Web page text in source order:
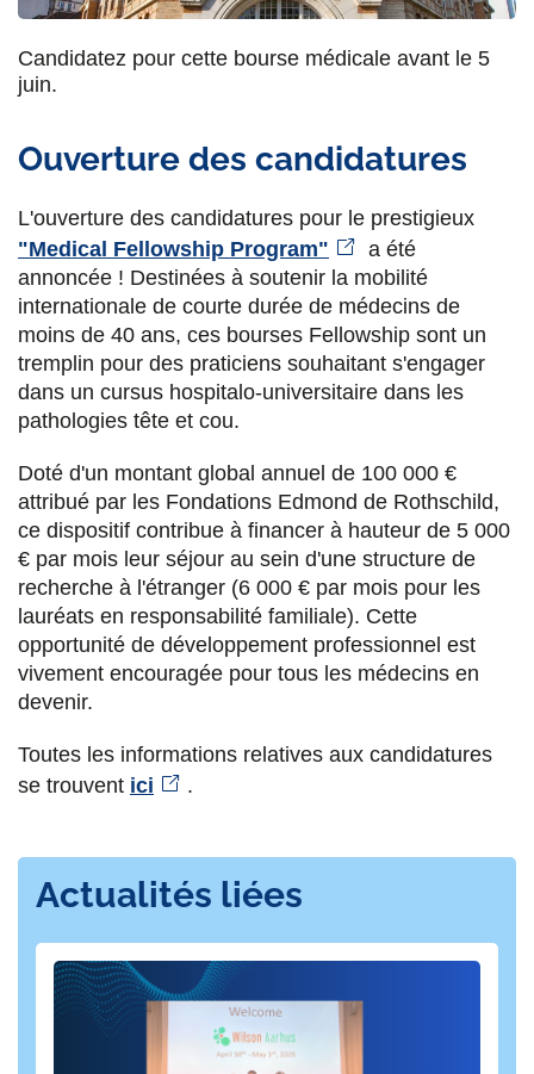
u
r
a
e
b
o
o
k
u
r
w
t
t
e
r
u
r
i
k
e
d
i
n
a
r
m
i
l
Candidatez pour cette bourse médicale avant le 5
juin.
Ouverture des candidatures
L'ouverture des candidatures pour le prestigieux
"Medical Fellowship Program"
a été
annoncée ! Destinées à soutenir la mobilité
internationale de courte durée de médecins de
moins de 40 ans, ces bourses Fellowship sont un
tremplin pour des praticiens souhaitant s'engager
dans un cursus hospitalo-universitaire dans les
pathologies tête et cou.
Doté d'un montant global annuel de 100 000 €
attribué par les Fondations Edmond de Rothschild,
ce dispositif contribue à financer à hauteur de 5 000
€ par mois leur séjour au sein d'une structure de
recherche à l'étranger (6 000 € par mois pour les
lauréats en responsabilité familiale). Cette
opportunité de développement professionnel est
vivement encouragée pour tous les médecins en
devenir.
Toutes les informations relatives aux candidatures
se trouvent ici .
Actualités liées